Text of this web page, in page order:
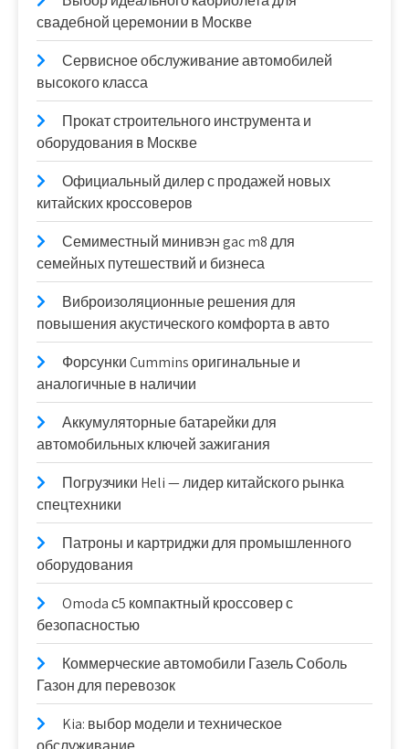
свадебной церемонии в Москве
Сервисное обслуживание автомобилей
высокого класса
Прокат строительного инструмента и
оборудования в Москве
Официальный дилер с продажей новых
китайских кроссоверов
Семиместный минивэн gac m8 для
семейных путешествий и бизнеса
Виброизоляционные решения для
повышения акустического комфорта в авто
Форсунки Cummins оригинальные и
аналогичные в наличии
Аккумуляторные батарейки для
автомобильных ключей зажигания
Погрузчики Heli — лидер китайского рынка
спецтехники
Патроны и картриджи для промышленного
оборудования
Omoda с5 компактный кроссовер с
безопасностью
Коммерческие автомобили Газель Соболь
Газон для перевозок
Kia: выбор модели и техническое